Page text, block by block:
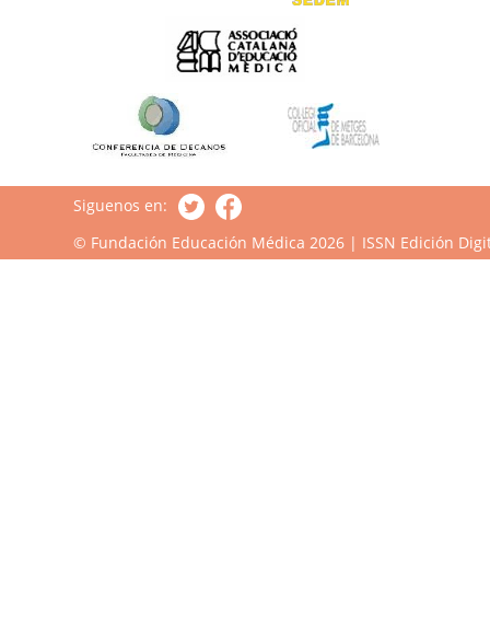
Siguenos en:
© Fundación Educación Médica 2026 | ISSN Edición